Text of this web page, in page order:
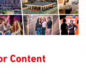
Content